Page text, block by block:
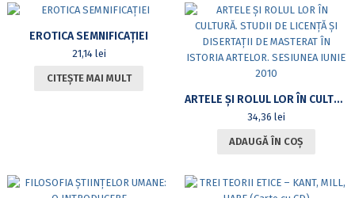
EROTICA SEMNIFICAȚIEI
21,14 lei
CITEȘTE MAI MULT
ARTELE ȘI ROLUL LOR ÎN CULTURĂ. STUDII DE LICENȚĂ ȘI DISERTAȚII DE MASTERAT ÎN ISTORIA ARTELOR. SESIUNEA IUNIE 2010
34,36 lei
ADAUGĂ ÎN COȘ